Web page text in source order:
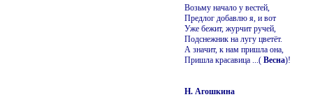
Возьму начало у вестей,
Предлог добавлю я, и вот
Уже бежит, журчит ручей,
Подснежник на лугу цветёт.
А значит, к нам пришла она,
Пришла красавица ...(Весна)!
Н. Агошкина